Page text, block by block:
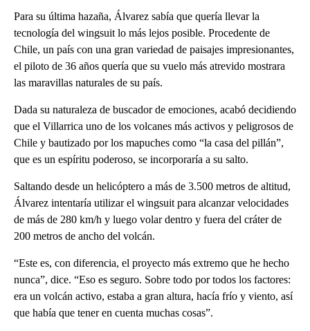
Para su última hazaña, Álvarez sabía que quería llevar la
tecnología del wingsuit lo más lejos posible. Procedente de
Chile, un país con una gran variedad de paisajes impresionantes,
el piloto de 36 años quería que su vuelo más atrevido mostrara
las maravillas naturales de su país.
Dada su naturaleza de buscador de emociones, acabó decidiendo
que el Villarrica uno de los volcanes más activos y peligrosos de
Chile y bautizado por los mapuches como “la casa del pillán”,
que es un espíritu poderoso, se incorporaría a su salto.
Saltando desde un helicóptero a más de 3.500 metros de altitud,
Álvarez intentaría utilizar el wingsuit para alcanzar velocidades
de más de 280 km/h y luego volar dentro y fuera del cráter de
200 metros de ancho del volcán.
“Este es, con diferencia, el proyecto más extremo que he hecho
nunca”, dice. “Eso es seguro. Sobre todo por todos los factores:
era un volcán activo, estaba a gran altura, hacía frío y viento, así
que había que tener en cuenta muchas cosas”.